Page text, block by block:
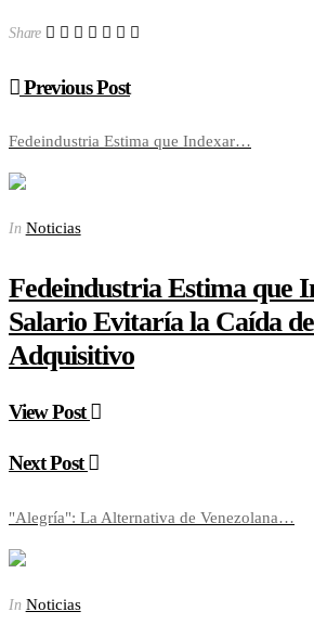
Share
Previous Post
Fedeindustria Estima que Indexar…
In Noticias
Fedeindustria Estima que
Salario Evitaría la Caída
Adquisitivo
View Post
Next Post
"Alegría": La Alternativa de Venezolana…
In Noticias